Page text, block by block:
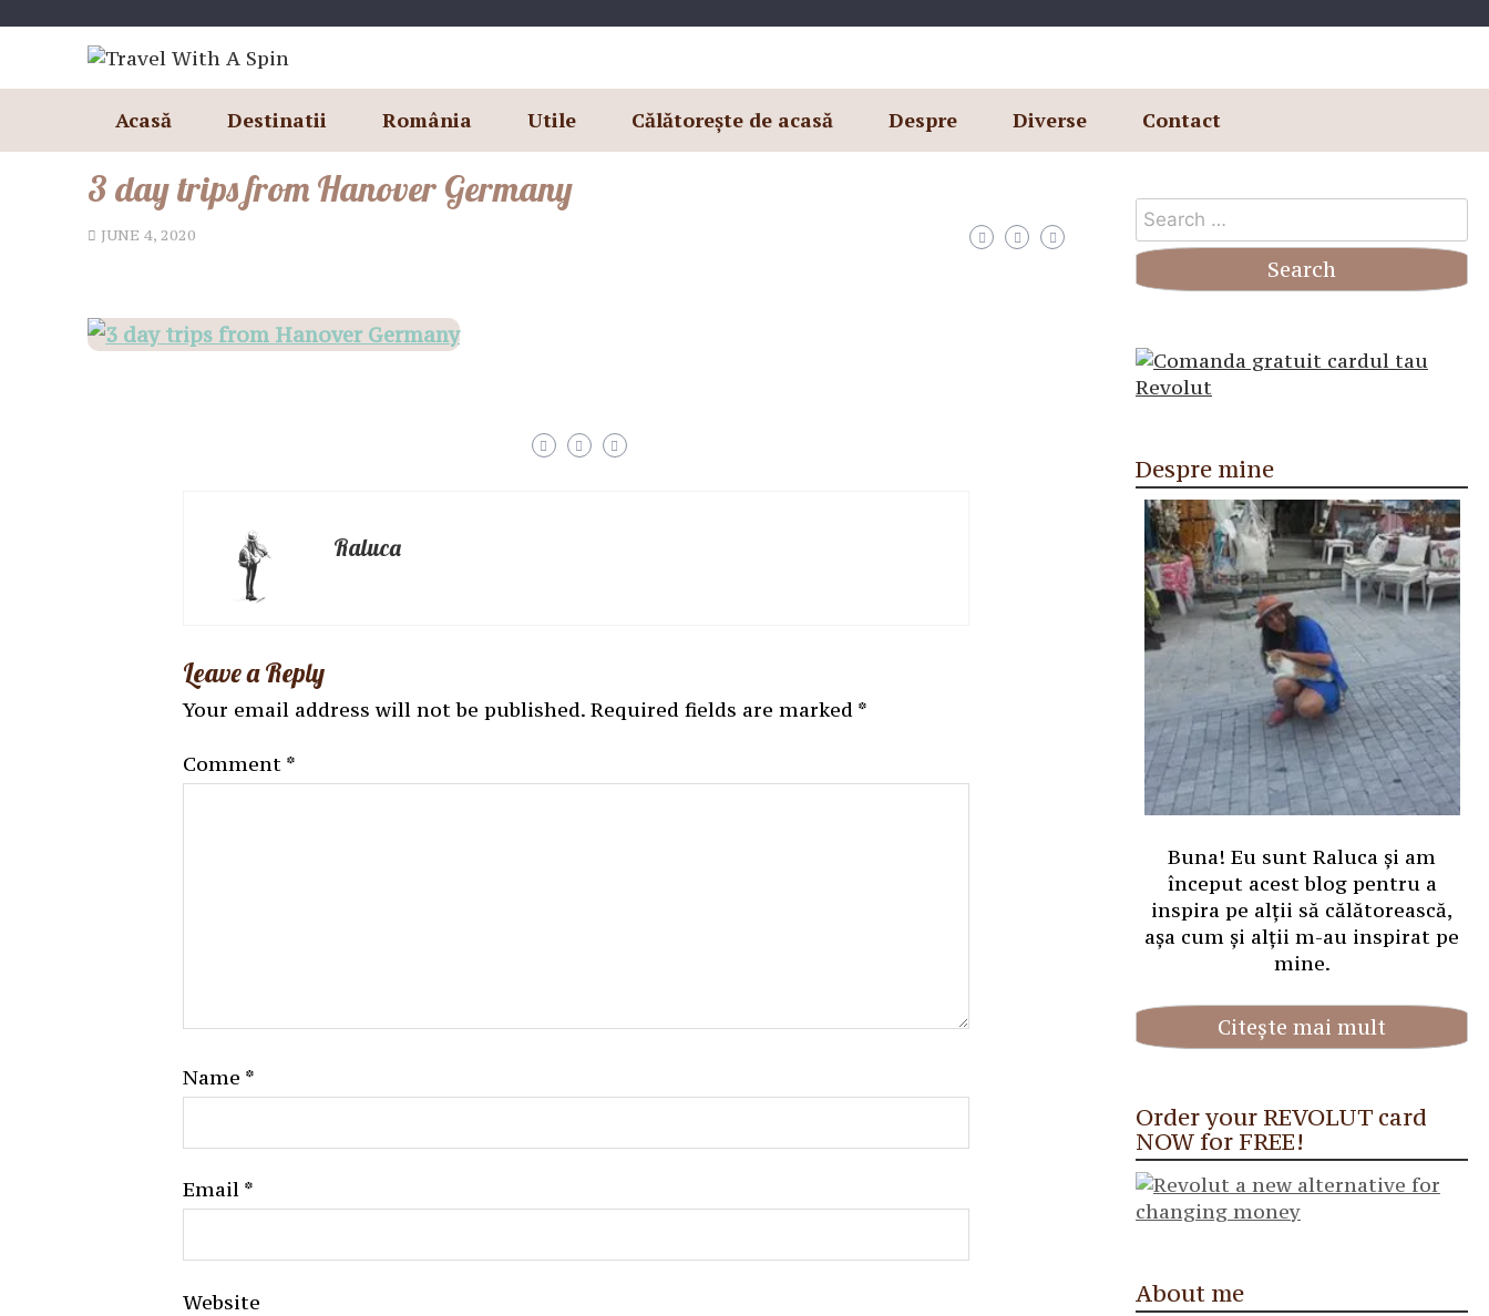
Acasă Destinatii România Utile Călătorește de acasă Despre Diverse Contact
3 day trips from Hanover Germany
JUNE 4, 2020
Raluca
Leave a Reply
Your email address will not be published. Required fields are marked *
Comment *
Name *
Email *
Website
Search
for:
Despre mine
Buna! Eu sunt Raluca și am
început acest blog pentru a
inspira pe alții să călătorească,
așa cum și alții m-au inspirat pe
mine.
Citește mai mult
Order your REVOLUT card
NOW for FREE!
About me